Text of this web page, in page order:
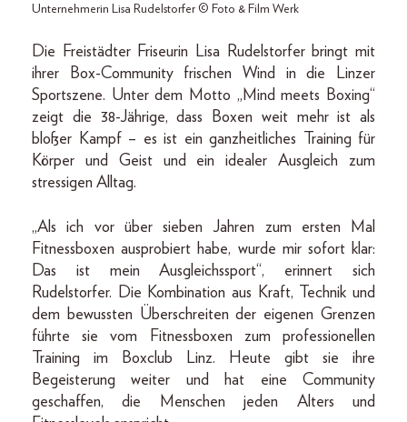
Unternehmerin Lisa Rudelstorfer © Foto & Film Werk
Die Freistädter Friseurin Lisa Rudelstorfer bringt mit
ihrer Box-Community frischen Wind in die Linzer
Sportszene. Unter dem Motto „Mind meets Boxing“
zeigt die 38-Jährige, dass Boxen weit mehr ist als
bloßer Kampf – es ist ein ganzheitliches Training für
Körper und Geist und ein idealer Ausgleich zum
stressigen Alltag.
„Als ich vor über sieben Jahren zum ersten Mal
Fitnessboxen ausprobiert habe, wurde mir sofort klar:
Das ist mein Ausgleichssport“, erinnert sich
Rudelstorfer. Die Kombination aus Kraft, Technik und
dem bewussten Überschreiten der eigenen Grenzen
führte sie vom Fitnessboxen zum professionellen
Training im Boxclub Linz. Heute gibt sie ihre
Begeisterung weiter und hat eine Community
geschaffen, die Menschen jeden Alters und